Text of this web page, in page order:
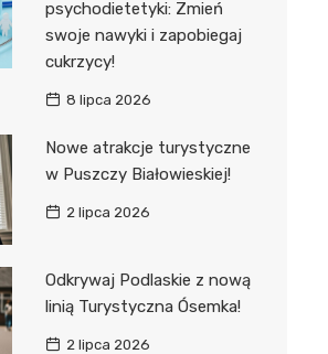
psychodietetyki: Zmień
swoje nawyki i zapobiegaj
cukrzycy!
8 lipca 2026
Nowe atrakcje turystyczne
w Puszczy Białowieskiej!
2 lipca 2026
Odkrywaj Podlaskie z nową
linią Turystyczna Ósemka!
2 lipca 2026